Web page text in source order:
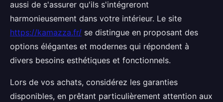
aussi de s'assurer qu'ils s'intégreront
harmonieusement dans votre intérieur. Le site
https://kamazza.fr/ se distingue en proposant des
options élégantes et modernes qui répondent à
divers besoins esthétiques et fonctionnels.
Lors de vos achats, considérez les garanties
disponibles, en prêtant particulièrement attention aux